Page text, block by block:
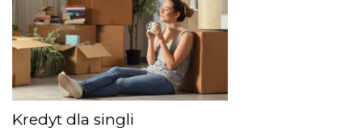
Kredyt dla singli